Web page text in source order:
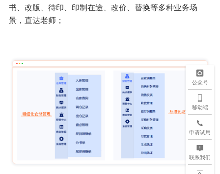
公众号
移动端
申请试用
联系我们
书、改版、待印、印制在途、改价、替换等多种业务场
景，直达老师；